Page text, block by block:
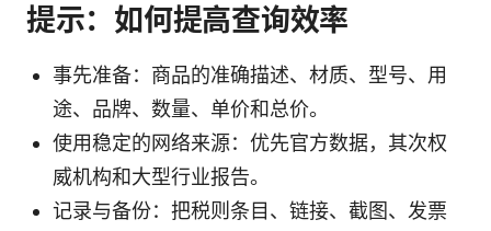
提示：如何提高查询效率
事先准备：商品的准确描述、材质、型号、用
途、品牌、数量、单价和总价。
使用稳定的网络来源：优先官方数据，其次权
威机构和大型行业报告。
记录与备份：把税则条目、链接、截图、发票